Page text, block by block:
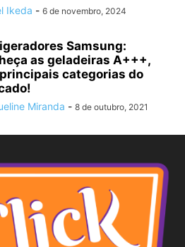
Ikeda - 6 de novembro, 2024
Samsung:
as geladeiras A+++,
categorias do
Miranda - 8 de outubro, 2021